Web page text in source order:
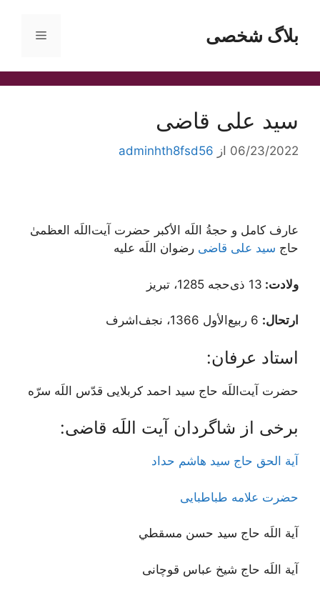
محتوابلاگ شخصی فهرست
سید علی قاضی
06/23/2022 از adminhth8fsd56
عارف کامل و حجةُ اللَه الأکبر حضرت آیت‌اللَه العظمیٰ
حاج سید علی قاضی رضوان اللَه علیه
ولادت: 13 ذی‌حجه 1285، تبریز
ارتحال:
استاد عرفان:
حضرت آیت‌اللَه حاج سید احمد کربلایی قدّس اللَه سرّه
برخی از شاگردان آیت اللَه قاضی:
آیة الحق حاج سید هاشم حداد
حضرت علامه طباطبایی
آية اللَه حاج سيد حسن مسقطي
آية اللَه حاج شیخ عباس قوچانی